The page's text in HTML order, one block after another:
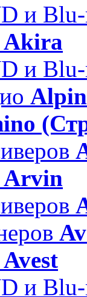
и
Akira
и
Arvin
Avest
и